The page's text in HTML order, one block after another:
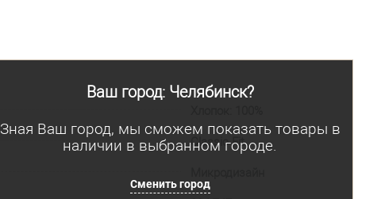
Ваш город: Челябинск?
Зная Ваш город, мы сможем показать товары в
наличии в выбранном городе.
Сменить город
Classic Fit